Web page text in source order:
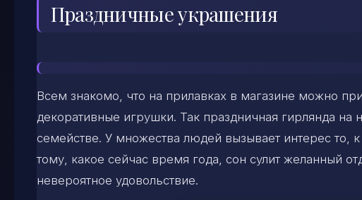
Праздничные украшения
Всем знакомо, что на прилавках в магазине можно
декоративные игрушки. Так праздничная гирлянда
семействе. У множества людей вызывает интерес то,
тому, какое сейчас время года, сон сулит желанный
невероятное удовольствие.